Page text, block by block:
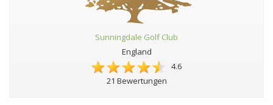
Sunningdale Golf Club
England
4.6
21 Bewertungen